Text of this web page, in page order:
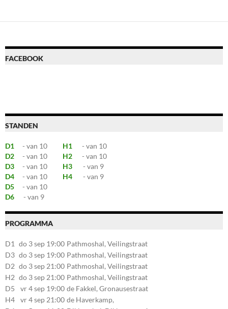
FACEBOOK
STANDEN
D1 - van 10 H1
- van 10
D2
- van 10 H2
- van 10
D3
- van 10 H3
- van 9
D4
- van 10 H4
- van 9
D5
- van 10
D6
- van 9
PROGRAMMA
D1 do 3 sep 19:00 Pathmoshal, Veilingstraat
20, 7545LZ Enschede
D3 do 3 sep 19:00 Pathmoshal, Veilingstraat
20, 7545LZ Enschede
D2 do 3 sep 21:00 Pathmoshal, Veilingstraat
20, 7545LZ Enschede
H2 do 3 sep 21:00 Pathmoshal, Veilingstraat
20, 7545LZ Enschede
D5 vr 4 sep 19:00 de Fakkel, Gronausestraat
107, 7581CE Losser
H4 vr 4 sep 21:00 de Haverkamp,